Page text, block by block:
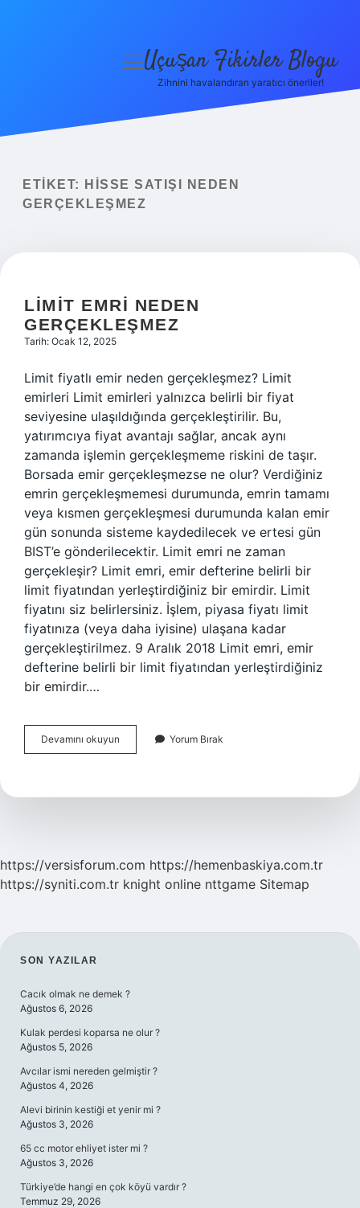
Yasal Uyarı
menüyü
Uçuşan Fikirler Blogu
Zihnini havalandıran yaratıcı öneriler!
ETIKET:
HISSE SATIŞI NEDEN
GERÇEKLEŞMEZ
LIMIT EMRI NEDEN
GERÇEKLEŞMEZ
Tarih: Ocak 12, 2025
Limit fiyatlı emir neden gerçekleşmez? Limit
emirleri Limit emirleri yalnızca belirli bir fiyat
seviyesine ulaşıldığında gerçekleştirilir. Bu,
yatırımcıya fiyat avantajı sağlar, ancak aynı
zamanda işlemin gerçekleşmeme riskini de taşır.
Borsada emir gerçekleşmezse ne olur? Verdiğiniz
emrin gerçekleşmemesi durumunda, emrin tamamı
veya kısmen gerçekleşmesi durumunda kalan emir
gün sonunda sisteme kaydedilecek ve ertesi gün
BIST’e gönderilecektir. Limit emri ne zaman
gerçekleşir? Limit emri, emir defterine belirli bir
limit fiyatından yerleştirdiğiniz bir emirdir. Limit
fiyatını siz belirlersiniz. İşlem, piyasa fiyatı limit
fiyatınıza (veya daha iyisine) ulaşana kadar
gerçekleştirilmez. 9 Aralık 2018 Limit emri, emir
defterine belirli bir limit fiyatından yerleştirdiğiniz
bir emirdir.…
Devamını okuyun
Emri
Yorum Bırak
https://versisforum.com https://hemenbaskiya.com.tr
https://syniti.com.tr knight online nttgame Sitemap
SIDEBAR
SON YAZILAR
Cacık olmak ne demek ?
Ağustos 6, 2026
Kulak perdesi koparsa ne olur ?
Ağustos 5, 2026
Avcılar ismi nereden gelmiştir ?
Ağustos 4, 2026
Alevi birinin kestiği et yenir mi ?
Ağustos 3, 2026
65 cc motor ehliyet ister mi ?
Ağustos 3, 2026
Türkiye’de hangi en çok köyü vardır ?
Temmuz 29, 2026